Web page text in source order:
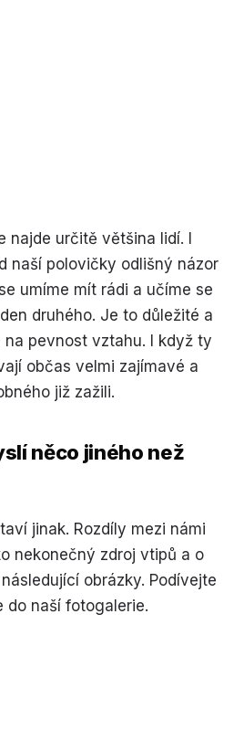
najde určitě většina lidí. I
naší polovičky odlišný názor
umíme mít rádi a učíme se
druhého. Je to důležité a
na pevnost vztahu. I když ty
občas velmi zajímavé a
již zažili.
něco jiného než
jinak. Rozdíly mezi námi
nekonečný zdroj vtipů a o
obrázky. Podívejte
do naší fotogalerie.